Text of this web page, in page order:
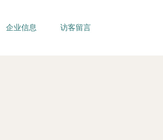
企业信息 访客留言